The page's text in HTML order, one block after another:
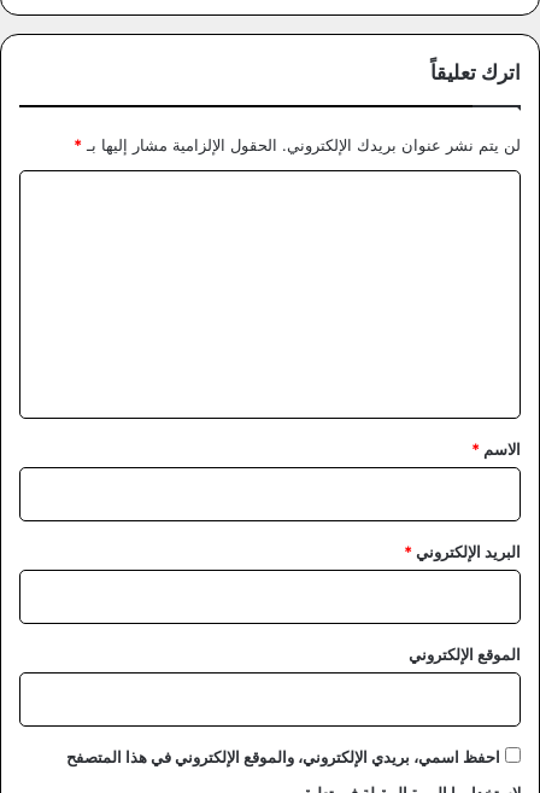
اترك تعليقاً
لن يتم نشر عنوان بريدك الإلكتروني. الحقول الإلزامية مشار إليها بـ *
*
الاسم *
البريد الإلكتروني*
الموقع الإلكتروني
احفظ اسمي، بريدي الإلكتروني، والموقع الإلكتروني في هذا المتصفح